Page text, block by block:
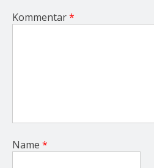
Kommentar*
Name *